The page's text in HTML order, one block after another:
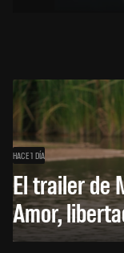
HACE 1 DÍA
El trailer de
Amor,